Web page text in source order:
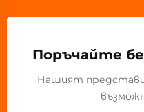
Поръчайте
Нашият